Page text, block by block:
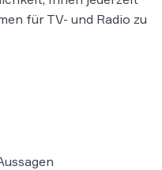
für TV- und Radio zu